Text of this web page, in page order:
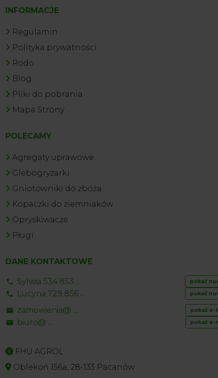
INFORMACJE
Regulamin
Polityka prywatności
Rodo
Blog
Pliki do pobrania
Mapa Strony
POLECAMY
Agregaty uprawowe
Glebogryzarki
Gniotowniki do zboża
Kopaczki do ziemniaków
Opryskiwacze
Pługi
DANE KONTAKTOWE
Sylwia 534 853 ... pokaż
Lucyna 729 856 ... pokaż
zamowienia@ ... pokaż e-
biuro@ ... pokaż e-
FHU AGROL
Oblekoń 156a, 28-133 Pacanów